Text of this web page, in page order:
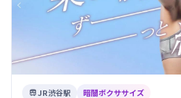
 JR渋谷駅 暗闇ボクササイズ